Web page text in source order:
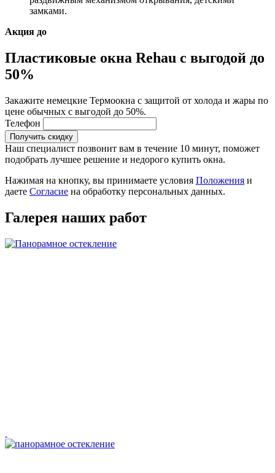
замками.
Акция до
Пластиковые окна Rehau с выгодой до
50%
Закажите немецкие Термоокна с защитой от холода и жары по
цене обычных с выгодой до 50%.
Телефон
Получить скидку
Наш специалист позвонит вам в течение 10 минут, поможет
подобрать лучшее решение и недорого купить окна.
Нажимая на кнопку, вы принимаете условия Положения и
даете Согласие на обработку персональных данных.
Галерея наших работ